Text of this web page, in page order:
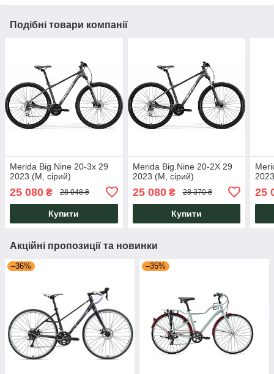
Подібні товари компанії
Merida Big.Nine 20-3x 29
2023 (M, сірий)
25 080 ₴ 28 048 ₴
Купити
Merida Big.Nine 20-2Х 29
2023 (M, сірий)
25 080₴ 28 370 ₴
Купити
25
Акційні пропозиції та новинки
–36% –35%